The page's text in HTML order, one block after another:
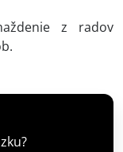
z radov